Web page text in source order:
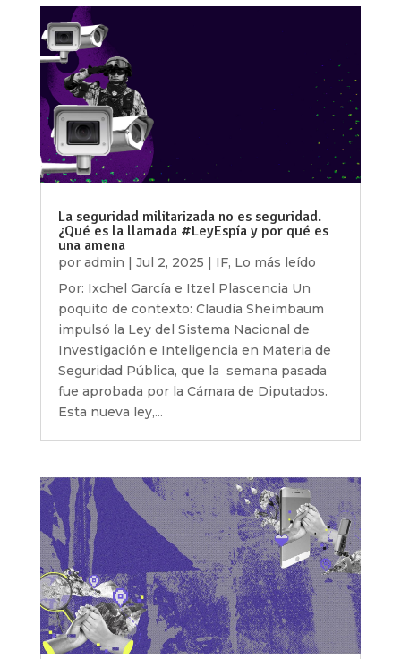
La seguridad militarizada no es seguridad.
¿Qué es la llamada #LeyEspía y por qué es
una amena
por admin | Jul 2, 2025 | IF, Lo más leído
Por: Ixchel García e Itzel Plascencia Un
poquito de contexto: Claudia Sheimbaum
impulsó la Ley del Sistema Nacional de
Investigación e Inteligencia en Materia de
Seguridad Pública, que la semana pasada
fue aprobada por la Cámara de Diputados.
Esta nueva ley,...